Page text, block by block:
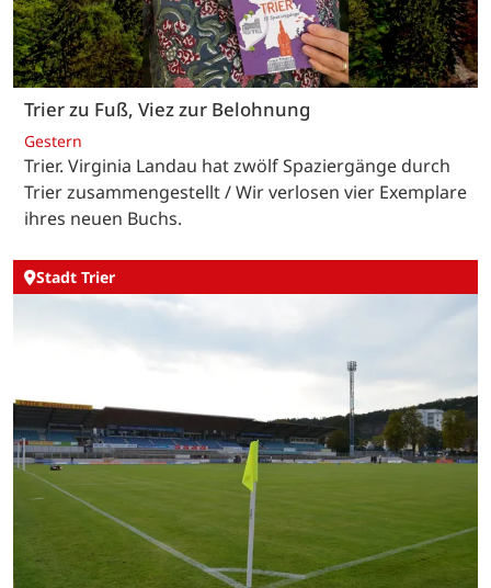
Trier zu Fuß, Viez zur Belohnung
Gestern
Trier. Virginia Landau hat zwölf Spaziergänge durch
Trier zusammengestellt / Wir verlosen vier Exemplare
ihres neuen Buchs.
Stadt Trier